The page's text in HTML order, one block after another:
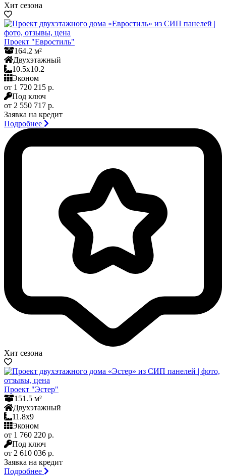
Хит сезона
Проект "Евростиль"
164.2 м²
Двухэтажный
10.5x10.2
Эконом
от 1 720 215 р.
Под ключ
от 2 550 717 р.
Заявка на кредит
Подробнее
Хит сезона
Проект "Эстер"
151.5 м²
Двухэтажный
11.8x9
Эконом
от 1 760 220 р.
Под ключ
от 2 610 036 р.
Заявка на кредит
Подробнее